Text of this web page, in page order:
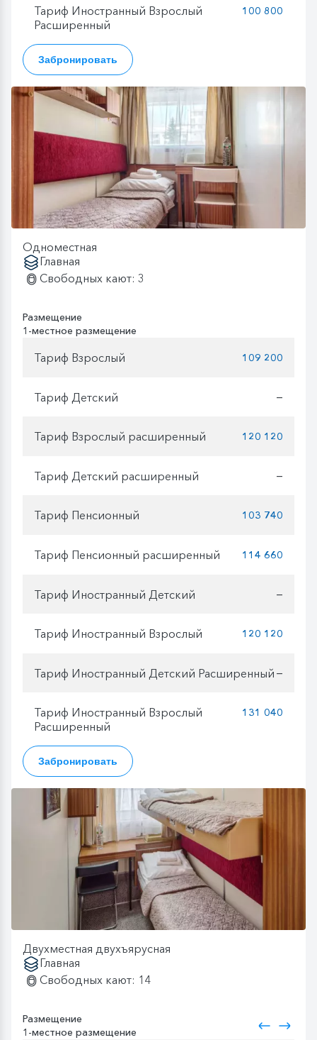
Тариф Иностранный Взрослый
Расширенный
100 800
Забронировать
Одноместная
Главная
Свободных кают: 3
Размещение
1-местное размещение
Тариф Взрослый 109 200
Тариф Детский —
Тариф Взрослый расширенный 120 120
Тариф Детский расширенный —
Тариф Пенсионный 103 740
Тариф Пенсионный расширенный 114 660
Тариф Иностранный Детский —
Тариф Иностранный Взрослый 120 120
Тариф Иностранный Детский Расширенный —
Тариф Иностранный Взрослый
Расширенный
131 040
Забронировать
Двухместная двухъярусная
Главная
Свободных кают: 14
Размещение
1-местное размещение